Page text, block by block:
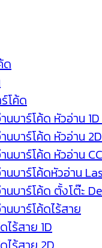
ด
โค้ด
นบาร์โค้ด หัวอ่าน
นบาร์โค้ด หัวอ่าน
นบาร์โค้ด หัวอ่าน
นบาร์โค้ดหัวอ่าน
นบาร์โค้ด ตั้งโต๊ะ
นบาร์โค้ดไร้สาย
ไร้สาย 1D